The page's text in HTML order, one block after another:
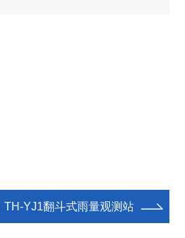
TH-YJ1翻斗式雨量观测站